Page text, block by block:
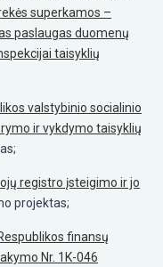
superkamos –
paslaugas duomenų
taisyklių
valstybinio socialinio
ir vykdymo taisyklių
registro įsteigimo ir jo
projektas;
finansų
Nr. 1K-046